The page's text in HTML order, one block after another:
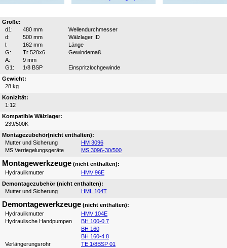
Größe:
d1:
480 mm
Wellendurchmesser
d:
500 mm
Wälzlager ID
l:
162 mm
Länge
G:
Tr 520x6
Gewindemaß
A:
9 mm
G1:
1/8 BSP
Einspritzlochgewinde
Gewicht:
28 kg
Konizität:
1:12
Kompatible Wälzlager:
239/500K
Montagezubehör(nicht enthalten):
Mutter und Sicherung
HM 3096
MS Verriegelungsgeräte
MS 3096-30/500
Montagewerkzeuge (nicht enthalten):
Hydraulikmutter
HMV 96E
Demontagezubehör (nicht enthalten):
Mutter und Sicherung
HML 104T
Demontagewerkzeuge (nicht enthalten):
Hydraulikmutter
HMV 104E
Hydraulische Handpumpen
BH 100-0.7
BH 160
BH 160-4.8
Verlängerungsrohr
TE 1/8BSP 01